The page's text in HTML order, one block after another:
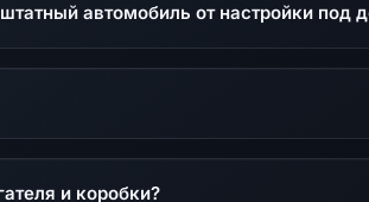
автомобиль от настройки под
и коробки?